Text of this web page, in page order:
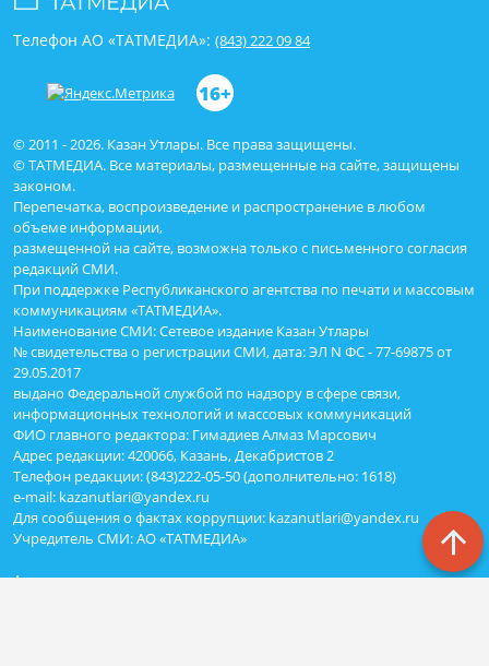
© 2011 - 2026. Казан Утлары. Все права защищены.
© ТАТМЕДИА. Все материалы, размещенные на сайте, защищены
законом.
Перепечатка, воспроизведение и распространение в любом
объеме информации,
размещенной на сайте, возможна только с письменного согласия
редакций СМИ.
При поддержке Республиканского агентства по печати и массовым
коммуникациям «ТАТМЕДИА».
Наименование СМИ: Сетевое издание Казан Утлары
№ свидетельства о регистрации СМИ, дата: ЭЛ N ФС - 77-69875 от
29.05.2017
выдано Федеральной службой по надзору в сфере связи,
информационных технологий и массовых коммуникаций
ФИО главного редактора: Гимадиев Алмаз Марсович
Адрес редакции: 420066, Казань, Декабристов 2
Телефон редакции: (843)222-05-50 (дополнительно: 1618)
e-mail: kazanutlari@yandex.ru
Для сообщения о фактах коррупции: kazanutlari@yandex.ru
Учредитель СМИ: АО «ТАТМЕДИА»
Антикоррупционная политика
Телефон АО «ТАТМЕДИА»: (843) 222 09 84
16+